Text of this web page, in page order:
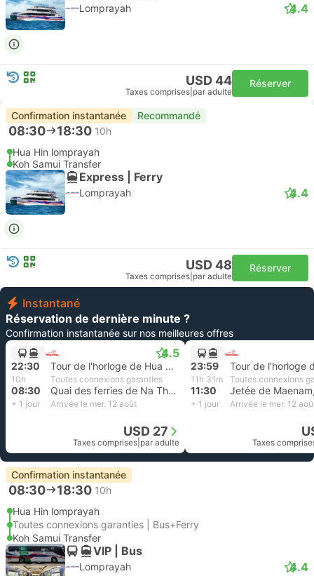
Lomprayah 4.4
USD 44
Taxes comprises par adulte
Réserver
Confirmation instantanée Recommandé
08:30 18:30 10h
Hua Hin lomprayah
Koh Samui Transfer
Express | Ferry
Lomprayah 4.4
USD 48
Taxes comprises par adulte
Réserver
Instantané
Réservation de dernière minute ?
Confirmation instantanée sur nos meilleures offres
4.5
22:30 Tour de l'horloge de Hua Hin
10h Toutes connexions garanties
08:30 Quai des ferries de Na Thon Seatran, Koh Samui
+ 1 jour Arrivée le mer. 12 août
USD 27
Taxes comprises par adulte
23:59
11h 31m Toutes connexions
11:30
+ 1 jour Arrivée le mer. 12
Taxes
Confirmation instantanée
08:30 18:30 10h
Hua Hin lomprayah
Toutes connexions garanties | Bus+Ferry
Koh Samui Transfer
VIP | Bus
Lomprayah 4.4